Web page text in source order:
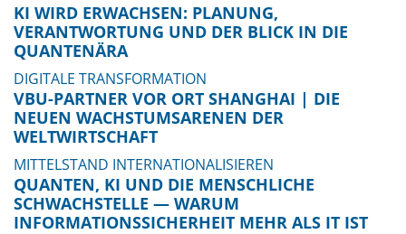
KI WIRD ERWACHSEN: PLANUNG,
VERANTWORTUNG UND DER BLICK IN DIE
QUANTENÄRA
DIGITALE TRANSFORMATION
VBU-PARTNER VOR ORT SHANGHAI | DIE
NEUEN WACHSTUMSARENEN DER
WELTWIRTSCHAFT
MITTELSTAND INTERNATIONALISIEREN
QUANTEN, KI UND DIE MENSCHLICHE
SCHWACHSTELLE — WARUM
INFORMATIONSSICHERHEIT MEHR ALS IT IST